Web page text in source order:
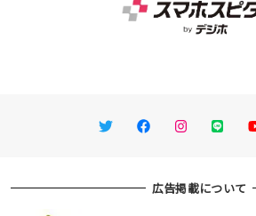
TwitterFacebookInstagram
LINE
広告掲載について